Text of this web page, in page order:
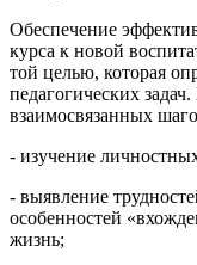
Обеспечение
курса к новой
той целью, которая
педагогических
взаимосвязанных
- изучение
- выявление
особенностей
жизнь;